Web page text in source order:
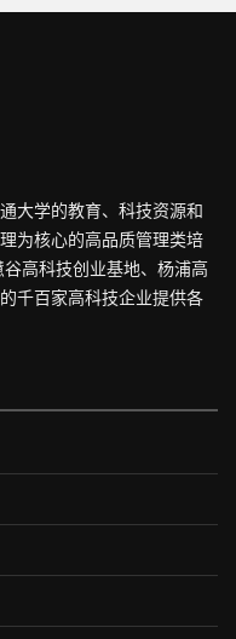
大学的教育、科技资源和
为核心的高品质管理类培
高科技创业基地、杨浦高
千百家高科技企业提供各